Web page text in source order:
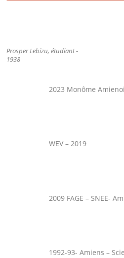
Prosper Lebizu, étudiant -
1938
2023 Monôme
WEV – 2019
2009 FAGE – SNEE-
1992-93- Amiens –